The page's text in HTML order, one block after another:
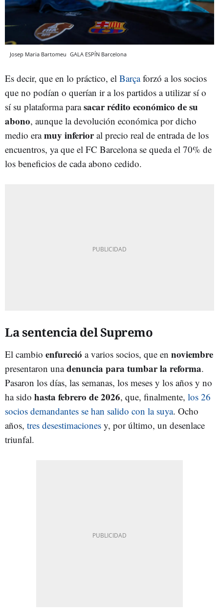
Josep Maria Bartomeu GALA ESPÍN Barcelona
Es decir, que en lo práctico, el Barçaforzó a los socios
que no podían o querían ir a los partidos a utilizar sí o
sí su plataforma parasacar rédito económico de su
abono, aunque la devolución económica por dicho
medio eramuy inferioral precio real de entrada de los
encuentros, ya que el FC Barcelona se queda el 70% de
los beneficios de cada abono cedido.
La sentencia del Supremo
El cambio enfureció a varios socios, que en noviembre
presentaron unadenuncia para tumbar la reforma.
Pasaron los días, las semanas, los meses y los años y no
ha sido hasta febrero de 2026, que, finalmente, los 26
socios demandantes se han salido con la suya. Ocho
años, tres desestimaciones y, por último, un desenlace
triunfal.